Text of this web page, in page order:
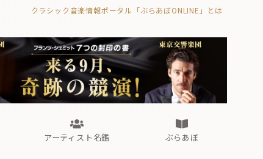
クラシック音楽情報ポータル「ぶらあぼONLINE」とは
アーティスト名鑑 ぶらあぼ
ぶらあぼブラス！
フォルテピアノ・オデッセイ